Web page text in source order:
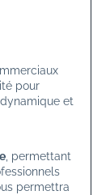
pour
et
, permettant
permettra